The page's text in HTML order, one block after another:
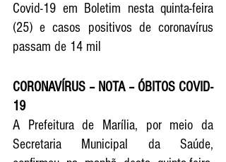
Covid-19 em Boletim nesta quinta-feira
(25) e casos positivos de coronavírus
passam de 14 mil
CORONAVÍRUS – NOTA – ÓBITOS COVID-
19
A Prefeitura de Marília, por meio da
Secretaria Municipal da Saúde,